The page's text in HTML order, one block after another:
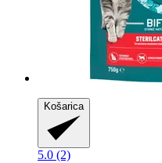
Košarica
5.0 (2)